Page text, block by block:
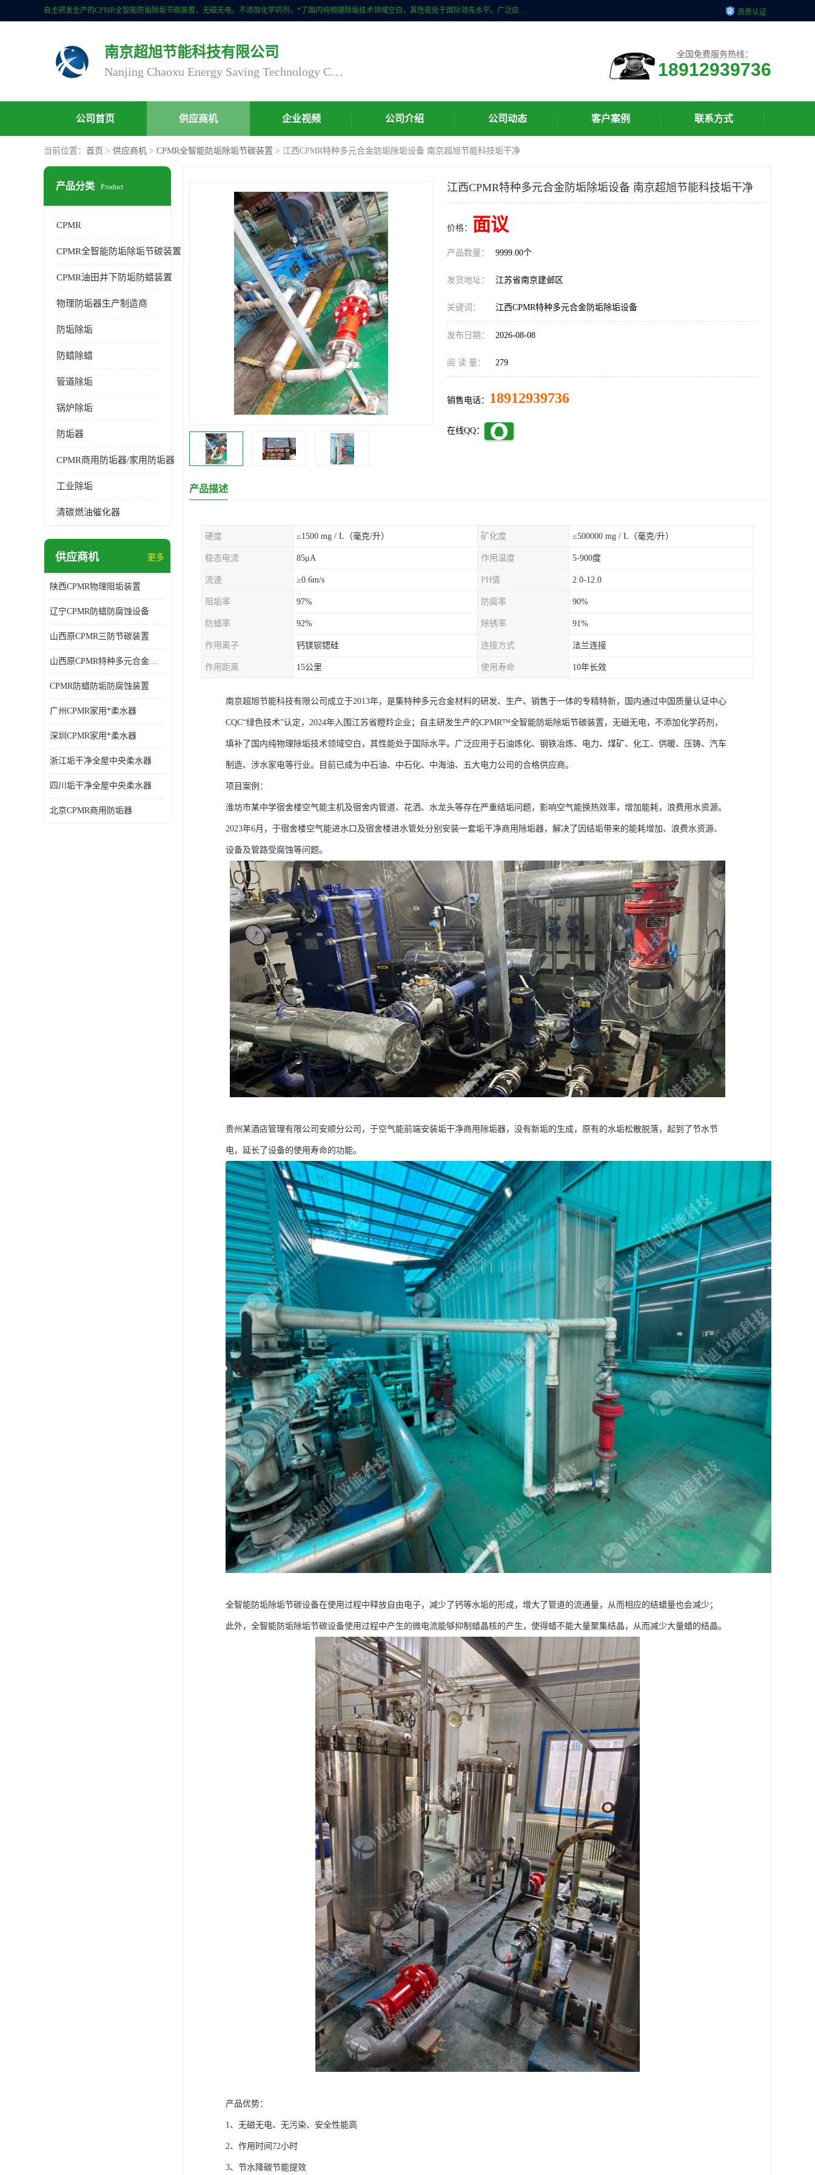
自主研发生产的CPMR全智能防垢除垢节碳装置，无磁无电，不添加化学药剂，*了国内纯物理除垢技术领域空白，其性能处于国际领先水平。广泛应用于石油炼化、钢铁冶炼、电力、煤矿、化工、供暖、压铸、汽车制造、涉水家电等行业。 资质认证
南京超旭节能科技有限公司
Nanjing Chaoxu Energy Saving Technology Co., Ltd
全国免费服务热线：
18912939736
公司首页 供应商机 企业视频 公司介绍 公司动态 客户案例 联系方式
当前位置： 首页 > 供应商机 > CPMR全智能防垢除垢节碳装置 > 江西CPMR特种多元合金防垢除垢设备 南京超旭节能科技垢干净
产品分类 Product
CPMR
CPMR全智能防垢除垢节碳装置
CPMR油田井下防垢防蜡装置
物理防垢器生产制造商
防垢除垢
防蜡除蜡
管道除垢
锅炉除垢
防垢器
CPMR商用防垢器/家用防垢器
工业除垢
清碳燃油催化器
供应商机 更多
陕西CPMR物理阻垢装置
辽宁CPMR防蜡防腐蚀设备
山西原CPMR三防节碳装置
山西原CPMR特种多元合金防垢除垢设备
CPMR防蜡防垢防腐蚀装置
广州CPMR家用*柔水器
深圳CPMR家用*柔水器
浙江垢干净全屋中央柔水器
四川垢干净全屋中央柔水器
北京CPMR商用防垢器
江西CPMR特种多元合金防垢除垢设备 南京超旭节能科技垢干净
价格： 面议
产品数量： 9999.00个
发货地址： 江苏省南京建邺区
关键词： 江西CPMR特种多元合金防垢除垢设备
发布日期： 2026-08-08
阅 读 量： 279
销售电话： 18912939736
在线QQ：
产品描述
硬度 ≤1500 mg / L（毫克/升） 矿化度 ≤500000 mg / L（毫克/升）
稳态电流 85μA 作用温度 5-900度
流速 ≥0.6m/s PH值 2.0-12.0
阻垢率 97% 防腐率 90%
防蜡率 92% 除锈率 91%
作用离子 钙镁钡锶硅 连接方式 法兰连接
作用距离 15公里 使用寿命 10年长效
南京超旭节能科技有限公司成立于2013年，是集特种多元合金材料的研发、生产、销售于一体的专精特新，国内通过中国质量认证中心
CQC“绿色技术”认定，2024年入围江苏省瞪羚企业；自主研发生产的CPMR™全智能防垢除垢节碳装置，无磁无电，不添加化学药剂，
填补了国内纯物理除垢技术领域空白，其性能处于国际水平。广泛应用于石油炼化、钢铁冶炼、电力、煤矿、化工、供暖、压铸、汽车
制造、涉水家电等行业。目前已成为中石油、中石化、中海油、五大电力公司的合格供应商。
项目案例：
淮坊市某中学宿舍楼空气能主机及宿舍内管道、花洒、水龙头等存在严重结垢问题，影响空气能换热效率，增加能耗，浪费用水资源。
2023年6月，于宿舍楼空气能进水口及宿舍楼进水管处分别安装一套垢干净商用除垢器，解决了因结垢带来的能耗增加、浪费水资源、
设备及管路受腐蚀等问题。
贵州某酒店管理有限公司安顺分公司，于空气能前端安装垢干净商用除垢器，没有新垢的生成，原有的水垢松散脱落，起到了节水节
电，延长了设备的使用寿命的功能。
全智能防垢除垢节碳设备在使用过程中释放自由电子，减少了钙等水垢的形成，增大了管道的流通量，从而相应的结蜡量也会减少；
此外，全智能防垢除垢节碳设备使用过程中产生的微电流能够抑制蜡晶核的产生，使得蜡不能大量聚集结晶，从而减少大量蜡的结晶。
产品优势：
1、无磁无电、无污染、安全性能高
2、作用时间72小时
3、节水降碳节能提效